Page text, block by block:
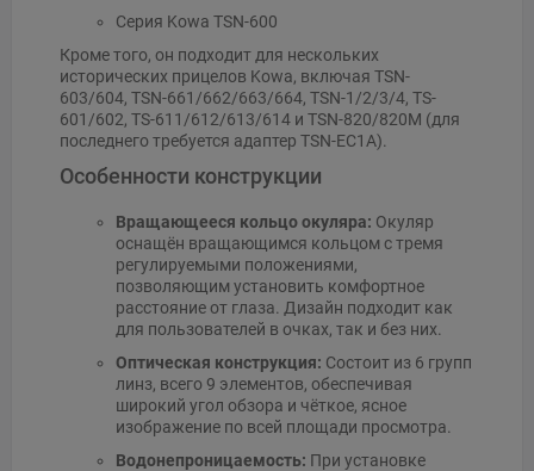
Серия Kowa TSN-600
Кроме того, он подходит для нескольких
исторических прицелов Kowa, включая TSN-
603/604, TSN-661/662/663/664, TSN-1/2/3/4, TS-
601/602, TS-611/612/613/614 и TSN-820/820M (для
последнего требуется адаптер TSN-EC1A).
Особенности конструкции
Вращающееся кольцо окуляра: Окуляр
оснащён вращающимся кольцом с тремя
регулируемыми положениями,
позволяющим установить комфортное
расстояние от глаза. Дизайн подходит как
для пользователей в очках, так и без них.
Оптическая конструкция: Состоит из 6 групп
линз, всего 9 элементов, обеспечивая
широкий угол обзора и чёткое, ясное
изображение по всей площади просмотра.
Водонепроницаемость: При установке